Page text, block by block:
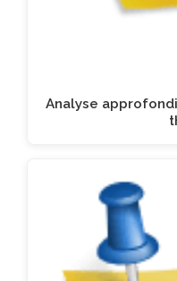
Analyse